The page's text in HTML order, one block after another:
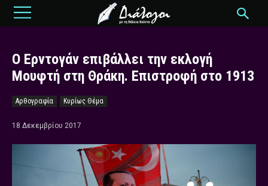
Ο Ερντογάν επιβάλλει την εκλογή
Μουφτή στη Θράκη. Επιστροφή στο 1913
Αρθογραφία Κυρίως Θέμα
18 Δεκεμβρίου 2017